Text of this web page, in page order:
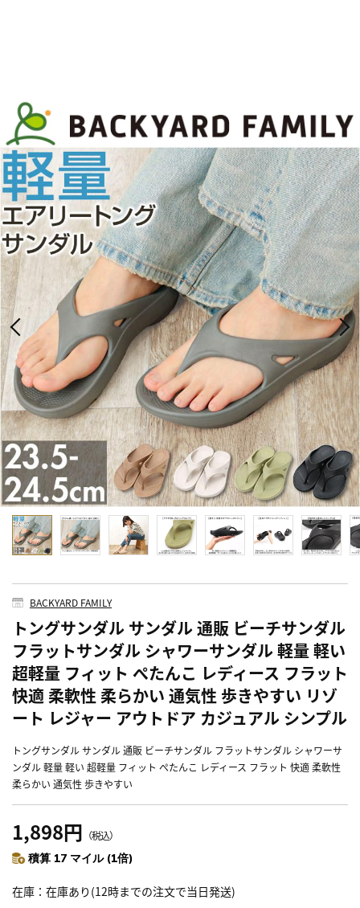
BACKYARD FAMILY
トングサンダル サンダル 通販 ビーチサンダル
フラットサンダル シャワーサンダル 軽量 軽い
超軽量 フィット ぺたんこ レディース フラット
快適 柔軟性 柔らかい 通気性 歩きやすい リゾ
ート レジャー アウトドア カジュアル シンプル
トングサンダル サンダル 通販 ビーチサンダル フラットサンダル シャワーサ
ンダル 軽量 軽い 超軽量 フィット ぺたんこ レディース フラット 快適 柔軟性
柔らかい 通気性 歩きやすい
1,898円 （税込）
積算 17 マイル (1倍)
在庫 在庫あり(12時までの注文で当日発送)